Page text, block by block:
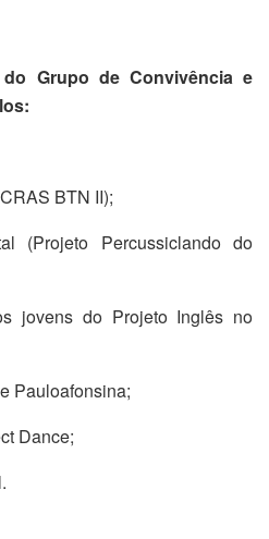
Grupo de Convivência e
BTN II);
(Projeto Percussiclando do
jovens do Projeto Inglês no
Pauloafonsina;
Dance;